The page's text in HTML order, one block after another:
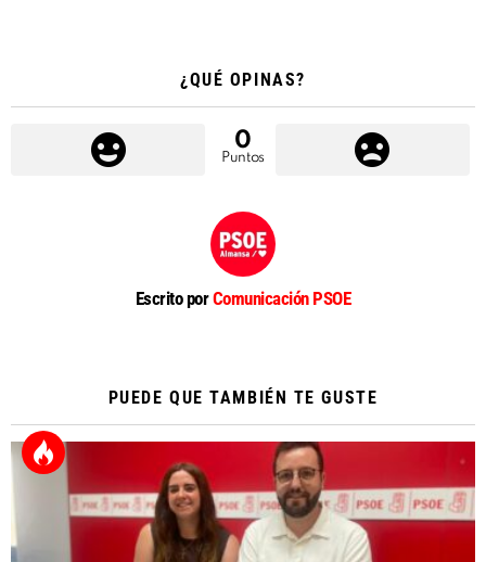
¿QUÉ OPINAS?
0
Puntos
Escrito porComunicación PSOE
PUEDE QUE TAMBIÉN TE GUSTE